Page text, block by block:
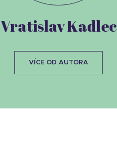
Vratislav Kadlec
VÍCE OD AUTORA